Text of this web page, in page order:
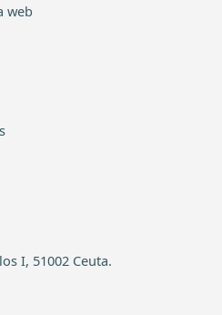
web
I, 51002 Ceuta.